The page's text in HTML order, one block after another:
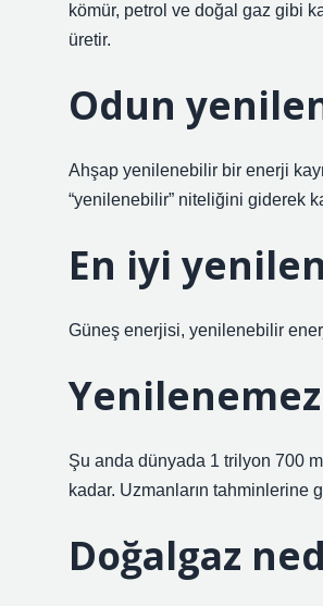
kömür, petrol ve doğal gaz gibi
üretir.
Odun
Ahşap yenilenebilir bir enerji
“yenilenebilir” niteliğini giderek
En iyi
Güneş enerjisi, yenilenebilir
Şu anda dünyada 1 trilyon 700
kadar. Uzmanların tahminlerine
Doğalgaz